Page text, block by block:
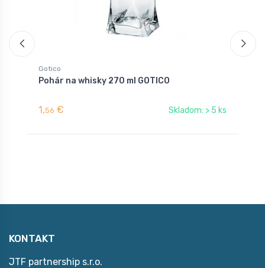
Gotico
Pohár na whisky 270 ml GOTICO
1,56 € Skladom: > 5 ks
KONTAKT
JTF partnership s.r.o.